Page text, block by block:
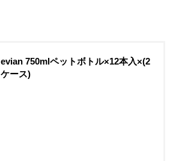
evian 750mlペットボトル×12本入×(2
ケース)